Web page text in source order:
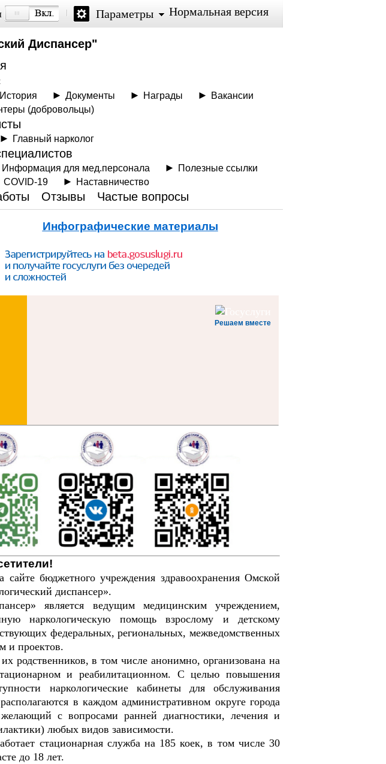
Параметры Нормальная версия
Диспансер"
История Документы Награды
Вакансии
(добровольцы)
Главный нарколог
Информация для мед.персонала
Полезные ссылки
COVID-19 Наставничество
Отзывы Частые вопросы
Инфографические материалы
Решаем вместе
бюджетного учреждения здравоохранения Омской
диспансер».
является ведущим медицинским учреждением,
наркологическую помощь взрослому и детскому
федеральных, региональных, межведомственных
и проектов.
родственников, в том числе анонимно, организована на
и реабилитационном. С целью повышения
наркологические кабинеты для обслуживания
в каждом административном округе города
с вопросами ранней диагностики, лечения и
любых видов зависимости.
стационарная служба на 185 коек, в том числе 30
до 18 лет.